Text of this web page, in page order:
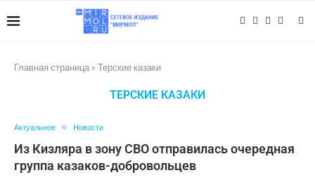
Главная страница » Терские казаки
ТЕРСКИЕ КАЗАКИ
Актуальное Новости
Из Кизляра в зону СВО отправилась очередная
группа казаков-добровольцев